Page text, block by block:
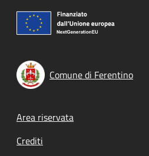
Comune di Ferentino
Footer menu
Area riservata
Crediti